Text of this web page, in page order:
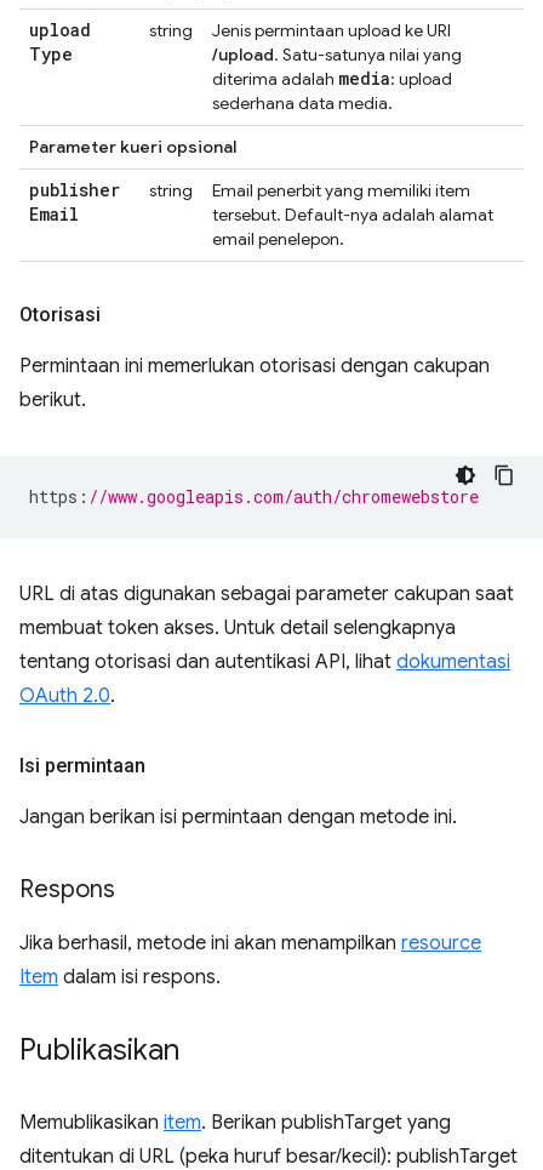
upload
Type
string
Jenis permintaan upload ke URI
/upload. Satu-satunya nilai yang
diterima adalah media: upload
sederhana data media.
Parameter kueri opsional
publisher
Email
string
Email penerbit yang memiliki item
tersebut. Default-nya adalah alamat
email penelepon.
Otorisasi
Permintaan ini memerlukan otorisasi dengan cakupan
berikut.
https : //www.googleapis.com/auth/chromewebstore
URL di atas digunakan sebagai parameter cakupan saat
membuat token akses. Untuk detail selengkapnya
tentang otorisasi dan autentikasi API, lihat dokumentasi
OAuth 2.0.
Isi permintaan
Jangan berikan isi permintaan dengan metode ini.
Respons
Jika berhasil, metode ini akan menampilkan resource
Item dalam isi respons.
Publikasikan
Memublikasikan item. Berikan publishTarget yang
ditentukan di URL (peka huruf besar/kecil): publishTarget